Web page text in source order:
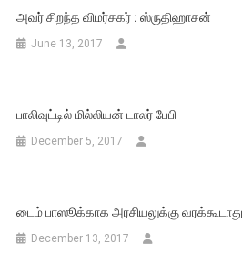
அவர் சிறந்த விமர்சகர் : ஸ்ருதிஹாசன்
June 13, 2017
பாலிவுட்டில் மில்லியன் டாலர் பேபி
December 5, 2017
டைம் பாஸூக்காக அரசியலுக்கு
December 13, 2017